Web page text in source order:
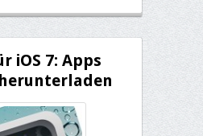
iOS 7: Apps